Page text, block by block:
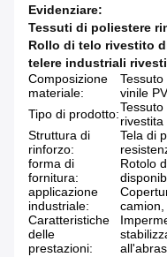
Evidenziare:
Tessuti di poliestere
Rollo di telo rivestito
telere industriali
Composizione
materiale:
vinile
Tipo di prodotto:rivestita
Struttura di
rinforzo:
Tela di
forma di
fornitura:
Rotolo
applicazione
industriale:
Caratteristiche
delle
prestazioni: